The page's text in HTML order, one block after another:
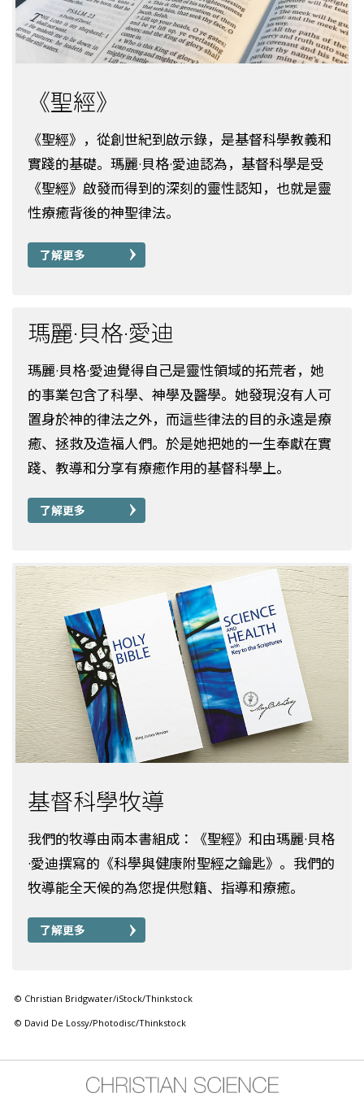
《聖經》
《聖經》，從創世紀到啟示錄，是基督科學教義和
實踐的基礎。瑪麗·貝格·愛迪認為，基督科學是受
《聖經》啟發而得到的深刻的靈性認知，也就是靈
性療癒背後的神聖律法。
了解更多
瑪麗·貝格·愛迪
瑪麗·貝格·愛迪覺得自己是靈性領域的拓荒者，她
的事業包含了科學、神學及醫學。她發現沒有人可
置身於神的律法之外，而這些律法的目的永遠是療
癒、拯救及造福人們。於是她把她的一生奉獻在實
踐、教導和分享有療癒作用的基督科學上。
了解更多
基督科學牧導
我們的牧導由兩本書組成：《聖經》和由瑪麗·貝格
·愛迪撰寫的《科學與健康附聖經之鑰匙》。我們的
牧導能全天候的為您提供慰籍、指導和療癒。
了解更多
© Christian Bridgwater/iStock/Thinkstock
© David De Lossy/Photodisc/Thinkstock